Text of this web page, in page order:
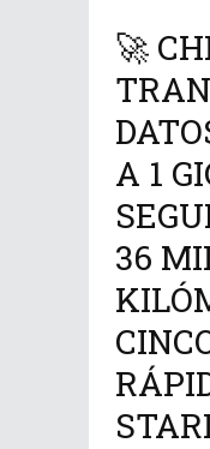
🚀
A 1
36